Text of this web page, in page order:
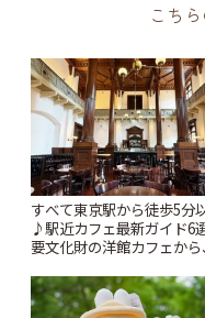
こち
すべて東京駅から徒歩5分
♪駅近カフェ最新ガイド6
要文化財の洋館カフェか
りっぷ